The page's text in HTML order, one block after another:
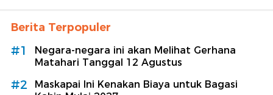
Berita Terpopuler
#1
Negara-negara ini akan Melihat Gerhana
Matahari Tanggal 12 Agustus
#2
Maskapai Ini Kenakan Biaya untuk Bagasi